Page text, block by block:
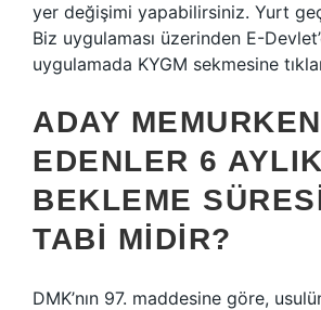
yer değişimi yapabilirsiniz. Yurt
Biz uygulaması üzerinden E-
uygulamada KYGM sekmesine
ADAY
EDENLER 6 AYLIK
BEKLEME
TABI MIDIR?
DMK’nın 97. maddesine göre,